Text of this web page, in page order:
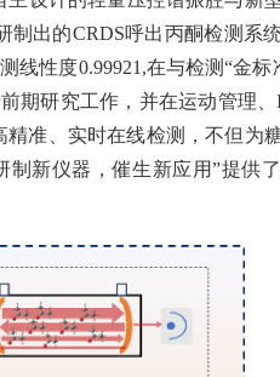
出的CRDS呼出丙酮检测系
线性度0.99921,在与检测“金标
期研究工作，并在运动管理
准、实时在线检测，不但为
新仪器，催生新应用”提供